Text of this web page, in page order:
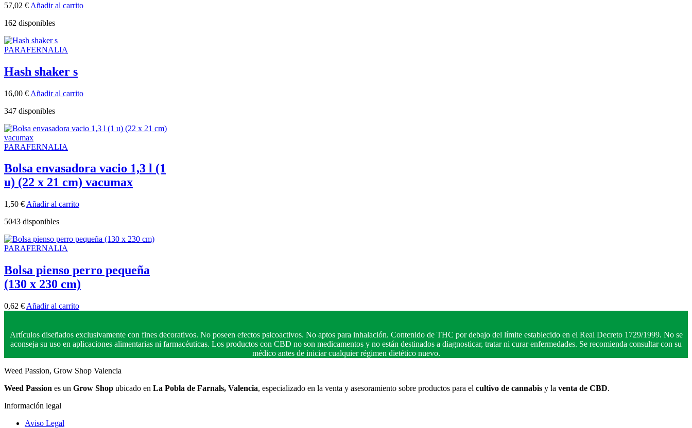
57,02 € Añadir al carrito
162 disponibles
PARAFERNALIA
Hash shaker s
16,00 € Añadir al carrito
347 disponibles
PARAFERNALIA
Bolsa envasadora vacio 1,3 l (1
u) (22 x 21 cm) vacumax
1,50 € Añadir al carrito
5043 disponibles
PARAFERNALIA
Bolsa pienso perro pequeña
(130 x 230 cm)
0,62 € Añadir al carrito
Artículos diseñados exclusivamente con fines decorativos. No poseen efectos psicoactivos. No aptos para inhalación. Contenido de THC por debajo del límite establecido en el Real Decreto 1729/1999. No se
aconseja su uso en aplicaciones alimentarias ni farmacéuticas. Los productos con CBD no son medicamentos y no están destinados a diagnosticar, tratar ni curar enfermedades. Se recomienda consultar con su
médico antes de iniciar cualquier régimen dietético nuevo.
Weed Passion, Grow Shop Valencia
Weed Passion es un Grow Shop ubicado en La Pobla de Farnals, Valencia, especializado en la venta y asesoramiento sobre productos para el cultivo de cannabis y la venta de CBD.
Información legal
Aviso Legal